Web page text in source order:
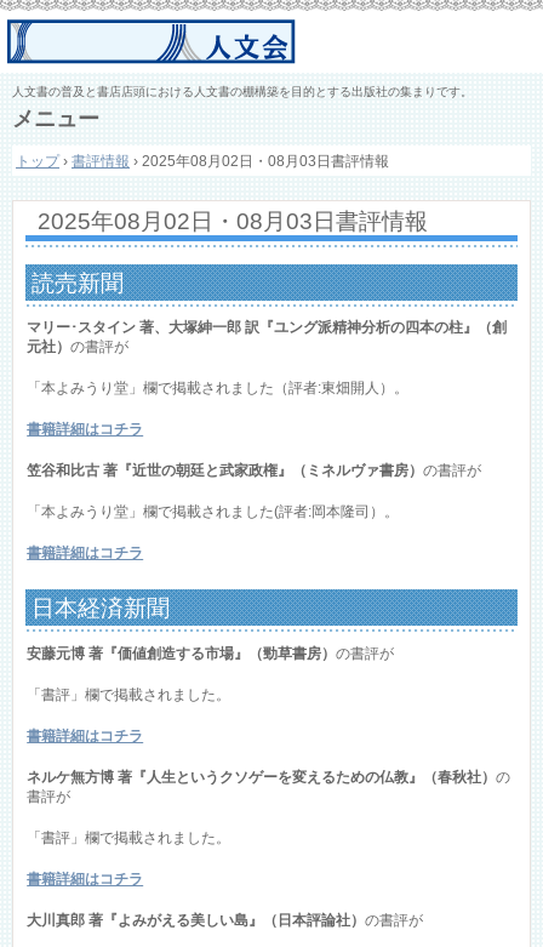
人文書の普及と書店店頭における人文書の棚構築を目的とする出版社の集まりです。
メニュー
ン
ン
へ
ス
キ
トップ › 書評情報 › 2025年08月02日・08月03日書評情報
2025年08月02日・08月03日書評情報
読売新聞
マリー･スタイン 著、大塚紳一郎 訳『ユング派精神分析の四本の柱』（創
元社）の書評が
「本よみうり堂」欄で掲載されました（評者:東畑開人）。
書籍詳細はコチラ
笠谷和比古 著『近世の朝廷と武家政権』（ミネルヴァ書房）の書評が
「本よみうり堂」欄で掲載されました(評者:岡本隆司）。
書籍詳細はコチラ
日本経済新聞
安藤元博 著『価値創造する市場』（勁草書房）の書評が
「書評」欄で掲載されました。
書籍詳細はコチラ
ネルケ無方博 著『人生というクソゲーを変えるための仏教』（春秋社）の
書評が
「書評」欄で掲載されました。
書籍詳細はコチラ
大川真郎 著『よみがえる美しい島』（日本評論社）の書評が